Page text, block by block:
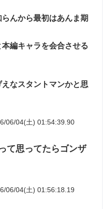
んから最初はあんま期
編キャラを会合させる
なスタントマンかと思
06/04(土) 01:54:39.90
て思ってたらゴンザ
06/04(土) 01:56:18.19